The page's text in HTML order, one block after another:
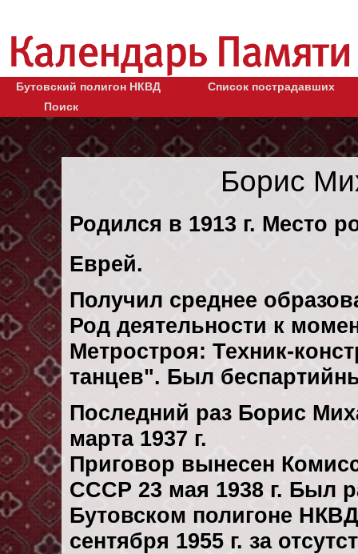
Бутовский полигон НКВД
Список пострадавших
Поиск
Борис
Родился в 1913 г. Место
Еврей.
Получил среднее
Род деятельности к
Метростроя: Техник-
танцев". Был
Последний раз Борис
марта 1937 г.
Приговор вынесен
СССР 23 мая 1938 г. Был
Бутовском полигоне
сентября 1955 г. за